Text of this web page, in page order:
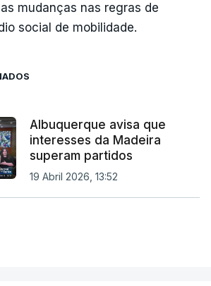
mudanças nas regras de
social de mobilidade.
Albuquerque avisa que
interesses da Madeira
superam partidos
19 Abril 2026, 13:52